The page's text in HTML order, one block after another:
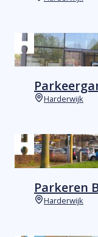
Harderwijk
Parkeren
Harderwijk